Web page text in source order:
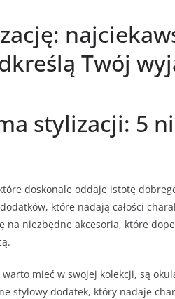
Twój
stylizacji: 5
doskonale oddaje istotę
które nadają całości
na niezbędne akcesoria, które
mieć w swojej kolekcji, są
stylowy dodatek, który nadaje